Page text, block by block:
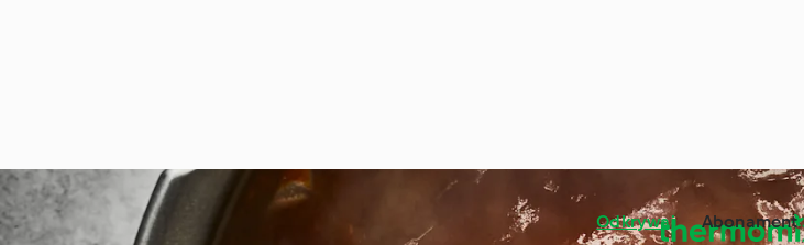
Odkrywaj Abonament